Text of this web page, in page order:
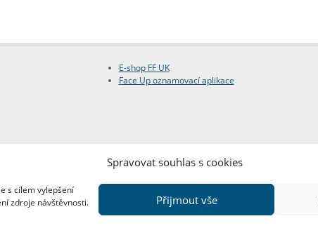
Spravovat souhlas s cookies
s cílem vylepšení
zdroje návštěvnosti.
Přijmout vše
E-shop FF UK
Face Up oznamovací aplikace